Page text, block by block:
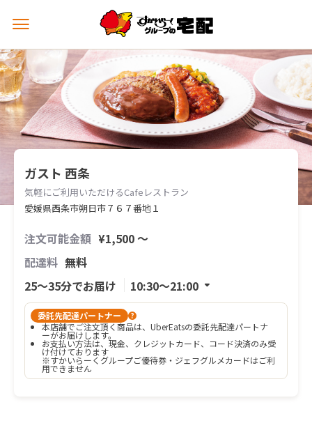
メ
ュ
ー
を
開
く
ガスト 西条
気軽にご利用いただけるCafeレストラン
愛媛県西条市朔日市７６７番地１
注文可能金額 ¥1,500 〜
配達料 無料
25〜35分でお届け
10:30〜21:00
委託先配達パートナー ?
本店舗でご注文頂く商品は、UberEatsの委託先配達パートナ
ーがお届けします。
お支払い方法は、現金、クレジットカード、コード決済のみ受
け付けております
※すかいらーくグループご優待券・ジェフグルメカードはご利
用できません